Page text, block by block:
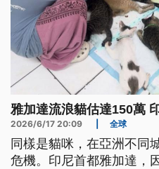
雅加達流浪貓估達150萬
2026/6/17 20:09 全球
同樣是貓咪，在亞洲不同
危機。印尼首都雅加達，